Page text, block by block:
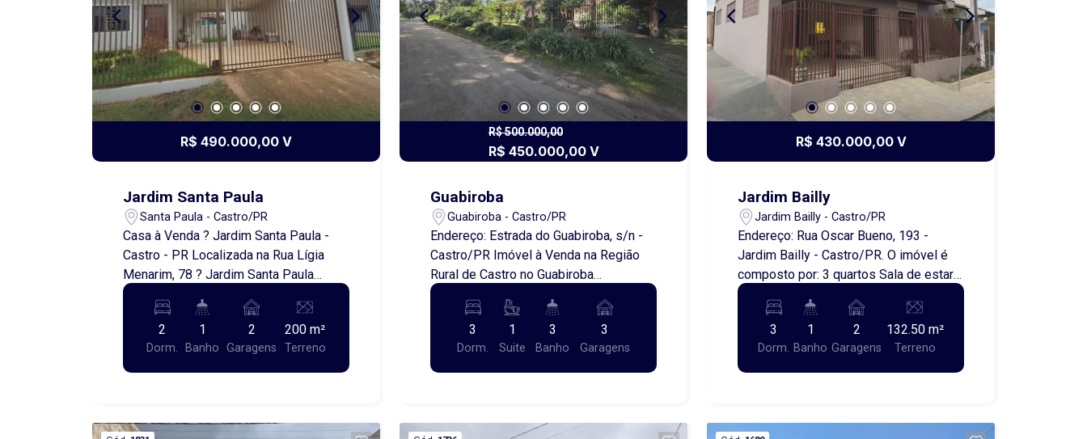
R$ 490.000,00 V
Jardim Santa Paula
Santa Paula - Castro/PR
Casa à Venda ? Jardim Santa Paula -
Castro - PR Localizada na Rua Lígia
Menarim, 78 ? Jardim Santa Paula
Imóvel com construção em laje,
oferecendo mais conforto e segurança,
além de portão eletrônico. Contendo: *
2 quartos * Sala de estar * Cozinha *
Banheiro * Área de serviço * Garagem
praticidade e qualidade de vida.
2
Dorm.
1
Banho
2
Garagens
200 m²
Terreno
R$ 500.000,00
R$ 450.000,00 V
Guabiroba
Guabiroba - Castro/PR
Endereço: Estrada do Guabiroba, s/n -
Castro/PR Imóvel à Venda na Região
Rural de Castro no Guabiroba
Apresentamos uma excelente
oportunidade para quem busca
tranquilidade, espaço e qualidade de
vida no campo. Localizado na região
rural de Castro, no lugar conhecido
quadrados, proporcionando privacidade,
3
Dorm.
1
Suite
3
Banho
3
Garagens
R$ 430.000,00 V
Jardim Bailly
Jardim Bailly - Castro/PR
Endereço: Rua Oscar Bueno, 193 -
Jardim Bailly - Castro/PR. O imóvel é
composto por: 3 quartos Sala de estar
com painel de TV Cozinha planejada
Banheiro social Área de serviço
Garagem com churrasqueira Vaga para
2 carros Uma ótima oportunidade para
você que busca conforto e praticidade
3
Dorm.
1
Banho
2
Garagens
132.50 m²
Terreno